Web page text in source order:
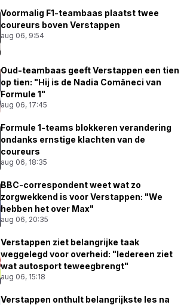
Voormalig F1-teambaas plaatst twee
coureurs boven Verstappen
aug 06, 9:54
Oud-teambaas geeft Verstappen een tien
op tien: "Hij is de Nadia Comăneci van
Formule 1"
aug 06, 17:45
Formule 1-teams blokkeren verandering
ondanks ernstige klachten van de
coureurs
aug 06, 18:35
BBC-correspondent weet wat zo
zorgwekkend is voor Verstappen: "We
hebben het over Max"
aug 06, 20:35
Verstappen ziet belangrijke taak
weggelegd voor overheid: "Iedereen ziet
wat autosport teweegbrengt"
aug 06, 15:18
Verstappen onthult belangrijkste les na